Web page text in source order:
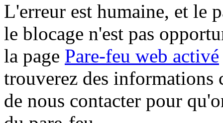
L'erreur est humaine, et le
le blocage n'est pas
la page Pare-feu web activé
trouverez des informations
de nous contacter pour